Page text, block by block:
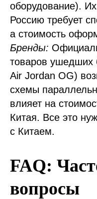
оборудование).
Россию требует
а стоимость
Бренды:
товаров ушедших
Air Jordan OG)
схемы
влияет на
Китая. Все это
с Китаем.
FAQ:
вопросы